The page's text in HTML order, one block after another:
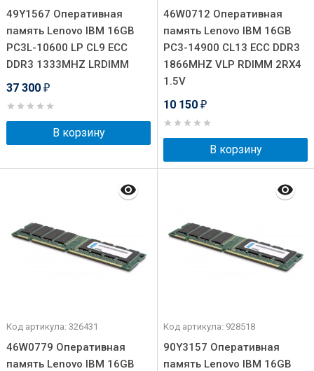
49Y1567 Оперативная
память Lenovo IBM 16GB
PC3L-10600 LP CL9 ECC
DDR3 1333MHZ LRDIMM
37 300 ₽
В корзину
46W0712 Оперативная
память Lenovo IBM 16GB
PC3-14900 CL13 ECC DDR3
1866MHZ VLP RDIMM 2RX4
1.5V
10 150 ₽
В корзину
Код артикула: 326431
46W0779 Оперативная
память Lenovo IBM 16GB
Код артикула: 928518
90Y3157 Оперативная
память Lenovo IBM 16GB